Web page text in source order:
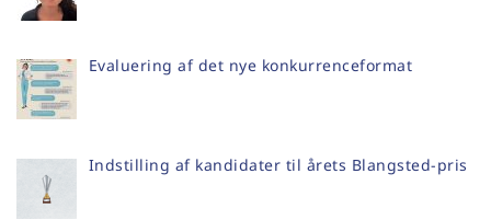
Evaluering af det nye konkurrenceformat
Indstilling af kandidater til årets Blangsted-pris